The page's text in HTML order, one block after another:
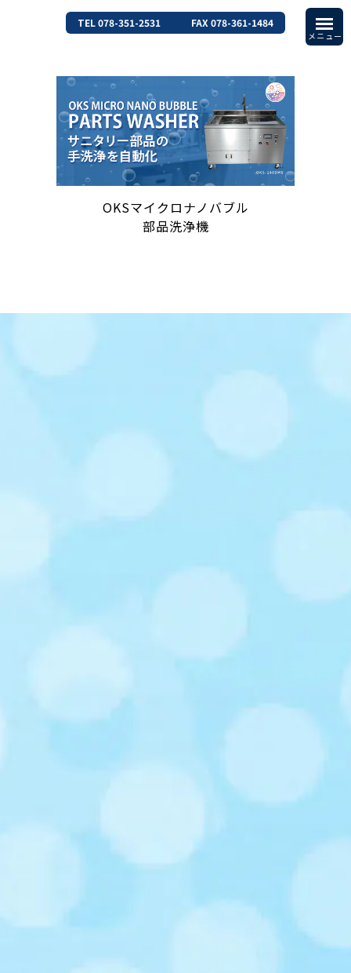
TEL 078-351-2531 FAX 078-361-1484
OKSマイクロナノバブル
部品洗浄機